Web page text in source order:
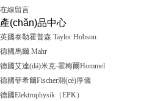
在線留言
產(chǎn)品中心
英國泰勒霍普森 Taylor Hobson
德國馬爾 Mahr
德國艾達(dá)米克-霍梅爾Hommel
德國菲希爾Fischer測(cè)厚儀
德國Elektrophysik（EPK）